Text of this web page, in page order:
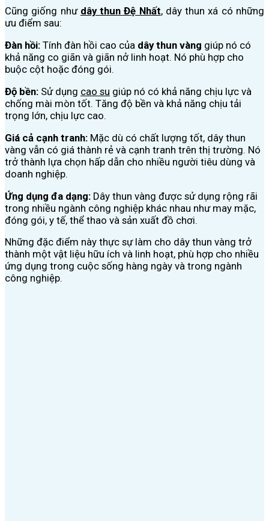
Cũng giống như dây thun Đệ Nhất, dây thun xá có những
ưu điểm sau:
Đàn hồi: Tính đàn hồi cao của dây thun vàng giúp nó có
khả năng co giãn và giãn nở linh hoạt. Nó phù hợp cho
buộc cột hoặc đóng gói.
Độ bền: Sử dụng cao su giúp nó có khả năng chịu lực và
chống mài mòn tốt. Tăng độ bền và khả năng chịu tải
trọng lớn, chịu lực cao.
Giá cả cạnh tranh: Mặc dù có chất lượng tốt, dây thun
vàng vẫn có giá thành rẻ và cạnh tranh trên thị trường. Nó
trở thành lựa chọn hấp dẫn cho nhiều người tiêu dùng và
doanh nghiệp.
Ứng dụng đa dạng: Dây thun vàng được sử dụng rộng rãi
trong nhiều ngành công nghiệp khác nhau như may mặc,
đóng gói, y tế, thể thao và sản xuất đồ chơi.
Những đặc điểm này thực sự làm cho dây thun vàng trở
thành một vật liệu hữu ích và linh hoạt, phù hợp cho nhiều
ứng dụng trong cuộc sống hàng ngày và trong ngành
công nghiệp.